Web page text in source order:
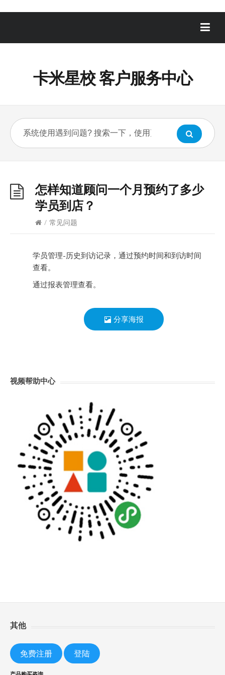
卡米星校 客户服务中心
怎样知道顾问一个月预约了多少
学员到店？
/ 常见问题
学员管理-历史到访记录，通过预约时间和到访时间
查看。
通过报表管理查看。
分享海报
视频帮助中心
其他
免费注册 登陆